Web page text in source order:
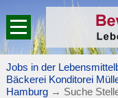
Jobs in der
Bäckerei Konditorei
Hamburg → Suche